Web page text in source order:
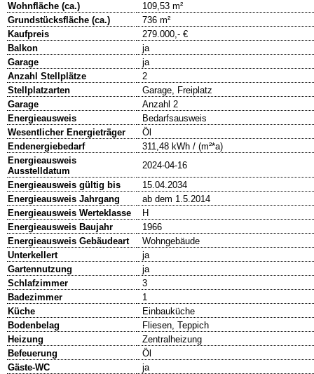
Wohnfläche (ca.)
109,53 m²
Grundstücksfläche (ca.)
736 m²
Kaufpreis
279.000,- €
Balkon
ja
Garage
ja
Anzahl Stellplätze
2
Stellplatzarten
Garage, Freiplatz
Garage
Anzahl 2
Energieausweis
Bedarfsausweis
Wesentlicher Energieträger
Öl
Endenergiebedarf
311,48 kWh / (m²*a)
Energieausweis
Ausstelldatum
2024-04-16
Energieausweis gültig bis
15.04.2034
Energieausweis Jahrgang
ab dem 1.5.2014
Energieausweis Werteklasse
H
Energieausweis Baujahr
1966
Energieausweis Gebäudeart
Wohngebäude
Unterkellert
ja
Gartennutzung
ja
Schlafzimmer
3
Badezimmer
1
Küche
Einbauküche
Bodenbelag
Fliesen, Teppich
Heizung
Zentralheizung
Befeuerung
Öl
Gäste-WC
ja